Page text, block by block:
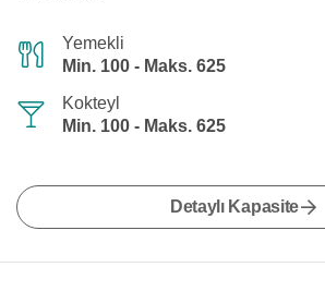
Yemekli
Min. 100 - Maks. 625
Kokteyl
Min. 100 - Maks. 625
Detaylı Kapasite